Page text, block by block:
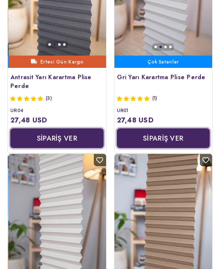
Çok Satanlar Ertesi Gün Kargo
Antrasit Yarı Karartma Plise
Perde
(3)
UR04
27,48 USD
SİPARİŞ VER
Çok Satanlar
Gri Yarı Karartma Plise Perde
(1)
UR01
27,48 USD
SİPARİŞ VER